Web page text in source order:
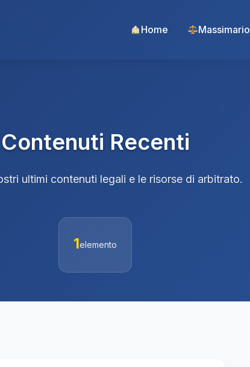
Home Massimario
Contenuti Recenti
ultimi contenuti legali e le risorse di arbitrato.
1elemento